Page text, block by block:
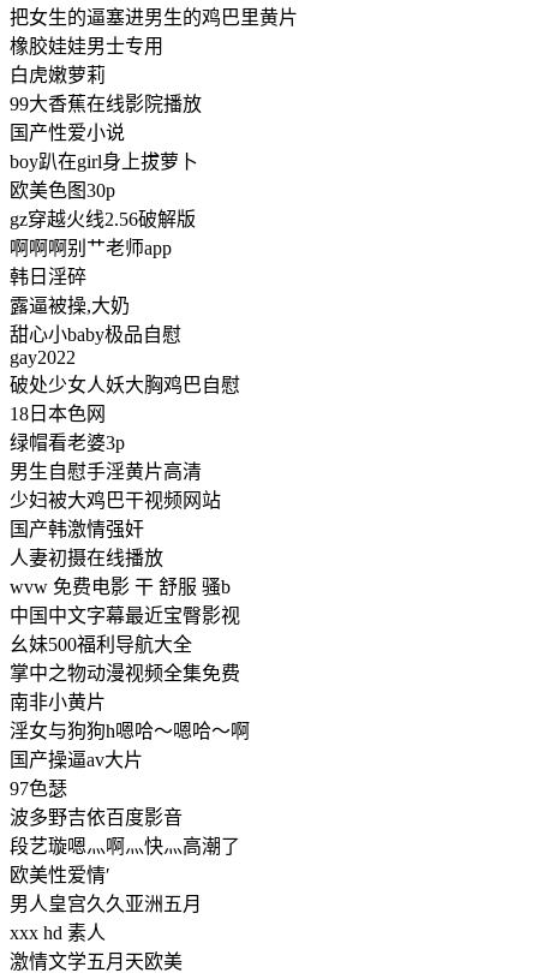
把女生的逼塞进男生的鸡巴里黄片
橡胶娃娃男士专用
白虎嫩萝莉
99大香蕉在线影院播放
国产性爱小说
boy趴在girl身上拔萝卜
欧美色图30p
gz穿越火线2.56破解版
啊啊啊别艹老师app
韩日淫碎
露逼被操,大奶
甜心小baby极品自慰
gay2022
破处少女人妖大胸鸡巴自慰
18日本色网
绿帽看老婆3p
男生自慰手淫黄片高清
少妇被大鸡巴干视频网站
国产韩激情强奸
人妻初摄在线播放
wvw 免费电影 干 舒服 骚b
中国中文字幕最近宝臀影视
幺妹500福利导航大全
掌中之物动漫视频全集免费
南非小黄片
淫女与狗狗h嗯哈～嗯哈～啊
国产操逼av大片
97色瑟
波多野吉依百度影音
段艺璇嗯灬啊灬快灬高潮了
欧美性爱情′
男人皇宫久久亚洲五月
xxx hd 素人
激情文学五月天欧美